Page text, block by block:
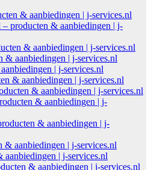
& aanbiedingen | j-services.nl
producten & aanbiedingen | j-
& aanbiedingen | j-services.nl
& aanbiedingen | j-services.nl
| j-services.nl
& aanbiedingen | j-services.nl
& aanbiedingen | j-services.nl
& aanbiedingen | j-
& aanbiedingen | j-
& aanbiedingen | j-services.nl
| j-services.nl
& aanbiedingen | j-services.nl